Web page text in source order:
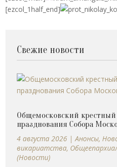
[ezcol_1half_end]
Свежие новости
Общемосковский крестный
празднования Собора
4 августа 2026 |Анонсы,
викариатства,
(Новости)